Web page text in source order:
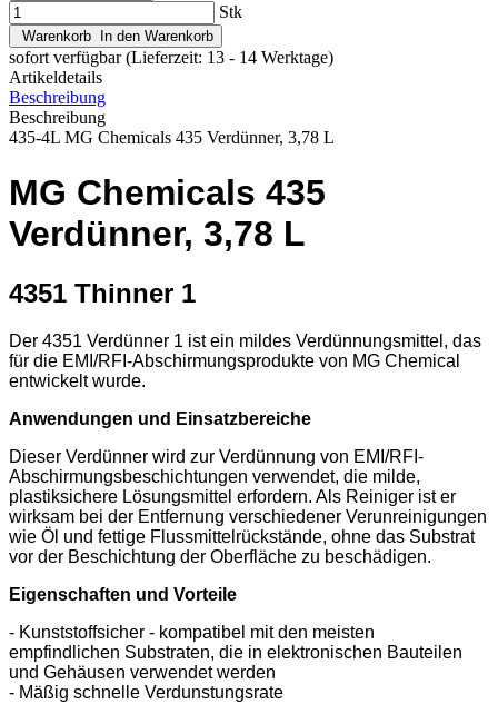
Stk
Warenkorb In den Warenkorb
sofort verfügbar (Lieferzeit: 13 - 14 Werktage)
Artikeldetails
Beschreibung
Beschreibung
435-4L MG Chemicals 435 Verdünner, 3,78 L
MG Chemicals 435
Verdünner, 3,78 L
4351 Thinner 1
Der 4351 Verdünner 1 ist ein mildes Verdünnungsmittel, das
für die EMI/RFI-Abschirmungsprodukte von MG Chemical
entwickelt wurde.
Anwendungen und Einsatzbereiche
Dieser Verdünner wird zur Verdünnung von EMI/RFI-
Abschirmungsbeschichtungen verwendet, die milde,
plastiksichere Lösungsmittel erfordern. Als Reiniger ist er
wirksam bei der Entfernung verschiedener Verunreinigungen
wie Öl und fettige Flussmittelrückstände, ohne das Substrat
vor der Beschichtung der Oberfläche zu beschädigen.
Eigenschaften und Vorteile
- Kunststoffsicher - kompatibel mit den meisten
empfindlichen Substraten, die in elektronischen Bauteilen
und Gehäusen verwendet werden
- Mäßig schnelle Verdunstungsrate